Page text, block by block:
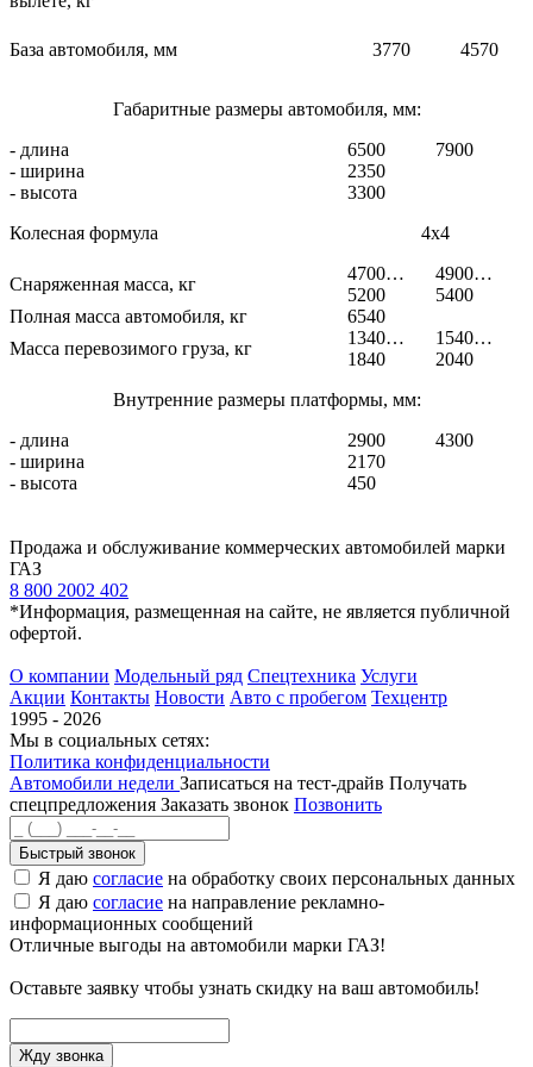
База автомобиля, мм 3770 4570
Габаритные размеры автомобиля, мм:
- длина
6500
7900
- ширина
2350
- высота
3300
Колесная формула
4х4
Снаряженная масса, кг
4700…
5200
4900…
5400
Полная масса автомобиля, кг
6540
Масса перевозимого груза, кг
1340…
1840
1540…
2040
Внутренние размеры платформы, мм:
- длина
2900
4300
- ширина
2170
- высота
450
Продажа и обслуживание коммерческих автомобилей марки
ГАЗ
8 800 2002 402
*Информация, размещенная на сайте, не является публичной
офертой.
О компании Модельный ряд Спецтехника Услуги
Акции Контакты Новости Авто с пробегом Техцентр
1995 - 2026
Мы в социальных сетях:
Политика конфиденциальности
Автомобили недели Записаться на тест-драйв Получать
спецпредложения Заказать звонок Позвонить
Быстрый звонок
Я даю согласие на обработку своих персональных данных
Я даю согласие на направление рекламно-
информационных сообщений
Отличные выгоды на автомобили марки ГАЗ!
Оставьте заявку чтобы узнать скидку на ваш автомобиль!